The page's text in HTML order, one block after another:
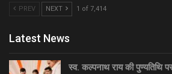
PREV NEXT 1 of 7,414
Latest News
स्व. कल्पनाथ राय की पुण्यतिथि